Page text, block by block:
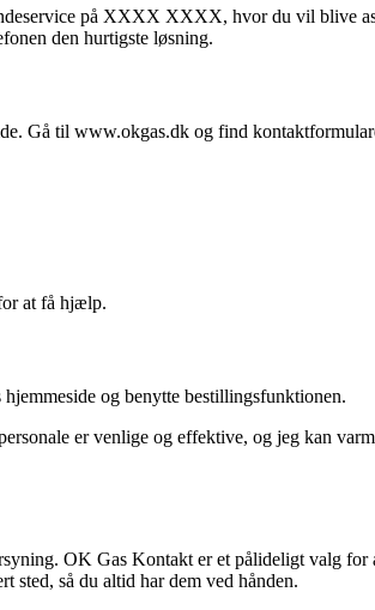
på XXXX XXXX, hvor du vil blive
den hurtigste løsning.
Gå til www.okgas.dk og find
at få hjælp.
og benytte bestillingsfunktionen.
er venlige og effektive, og jeg kan
OK Gas Kontakt er et pålideligt valg
sted, så du altid har dem ved hånden.